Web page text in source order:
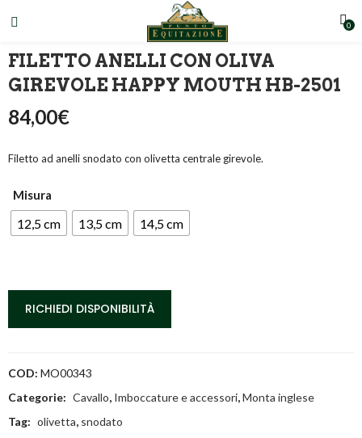
0
FILETTO ANELLI CON OLIVA
GIREVOLE HAPPY MOUTH HB-2501
84,00€
Filetto ad anelli snodato con olivetta centrale girevole.
Misura
12,5 cm 13,5 cm 14,5 cm
RICHIEDI DISPONIBILITÀ
COD: MO00343
Categorie: Cavallo, Imboccature e accessori,Monta inglese
Tag: olivetta, snodato